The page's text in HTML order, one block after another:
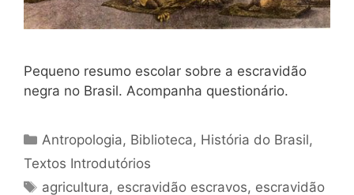
Pequeno resumo escolar sobre a escravidão
negra no Brasil. Acompanha questionário.
Categorias
Antropologia, Biblioteca, História do Brasil,
Textos Introdutórios
Tags
agricultura, escravidão escravos, escravidão